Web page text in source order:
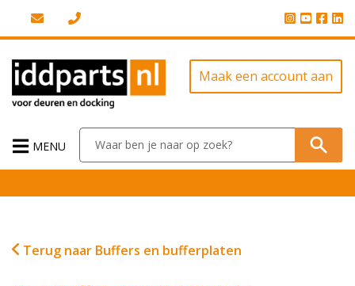
Maak een account aan
MENU
Terug naar Buffers en bufferplaten